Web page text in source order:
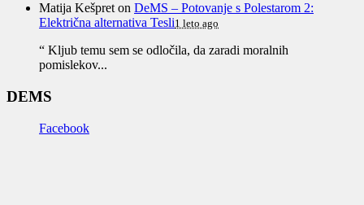
Matija Kešpret on DeMS – Potovanje s Polestarom 2:
Električna alternativa Tesli1 leto ago
“ Kljub temu sem se odločila, da zaradi moralnih
pomislekov...
DEMS
Facebook